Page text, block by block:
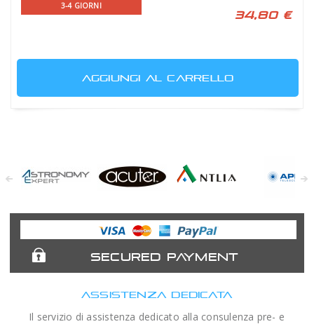
3-4 GIORNI
34,80 €
AGGIUNGI AL CARRELLO
Expert
Telescopes
SECURED PAYMENT
ASSISTENZA DEDICATA
Il servizio di assistenza dedicato alla consulenza pre- e